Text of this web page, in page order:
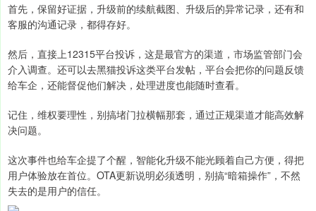
首先，保留好证据，升级前的续航截图、升级后的异常记录，还有和
客服的沟通记录，都得存好。
然后，直接上12315平台投诉，这是最官方的渠道，市场监管部门会
介入调查。还可以去黑猫投诉这类平台发帖，平台会把你的问题反馈
给车企，还能督促他们解决，处理进度也能随时查看。
记住，维权要理性，别搞堵门拉横幅那套，通过正规渠道才能高效解
决问题。
这次事件也给车企提了个醒，智能化升级不能光顾着自己方便，得把
用户体验放在首位。OTA更新说明必须透明，别搞“暗箱操作”，不然
失去的是用户的信任。